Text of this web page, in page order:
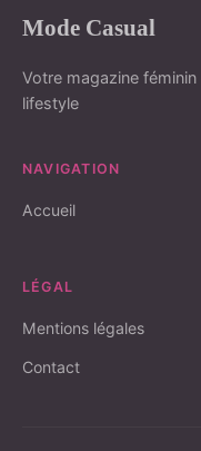
Mode Casual
Votre magazine
lifestyle
NAVIGATION
Accueil
LÉGAL
Mentions légales
Contact